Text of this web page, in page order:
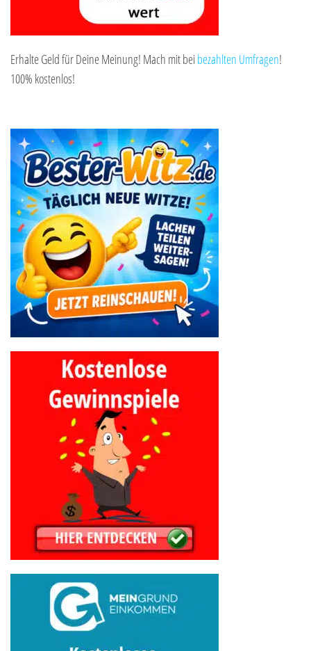
Erhalte Geld für Deine Meinung! Mach mit beibezahlten Umfragen!
100% kostenlos!